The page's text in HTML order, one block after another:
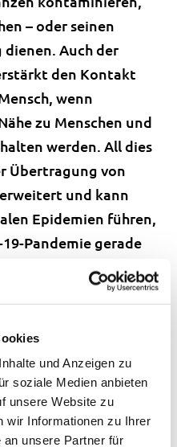
und Anzeigen zu
soziale Medien anbieten
unsere Website zu
wir Informationen zu Ihrer
an unsere Partner für
– oder seinen
dienen. Auch der
den Kontakt
wenn
zu Menschen und
werden. All dies
Übertragung von
und kann
Epidemien führen,
Pandemie gerade
unbedingt direkt von
der vorhandenen
Szenarien
ist, dass das
Zwischenwirt